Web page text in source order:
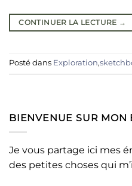
CONTINUER LA LECTURE →
Posté dans Exploration,
BIENVENUE SUR MON
Je vous partage ici mes
des petites choses qui